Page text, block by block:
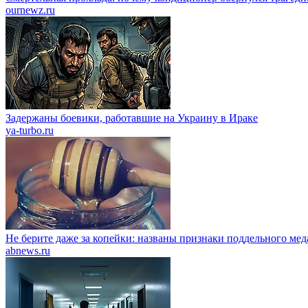
ournewz.ru
Задержаны боевики, работавшие на Украину в Ираке
ya-turbo.ru
Не берите даже за копейки: названы признаки поддельного
abnews.ru